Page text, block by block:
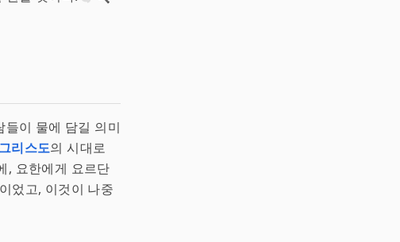
이 물에 담길 의미
리스도의 시대로
, 요한에게 요르단
었고, 이것이 나중